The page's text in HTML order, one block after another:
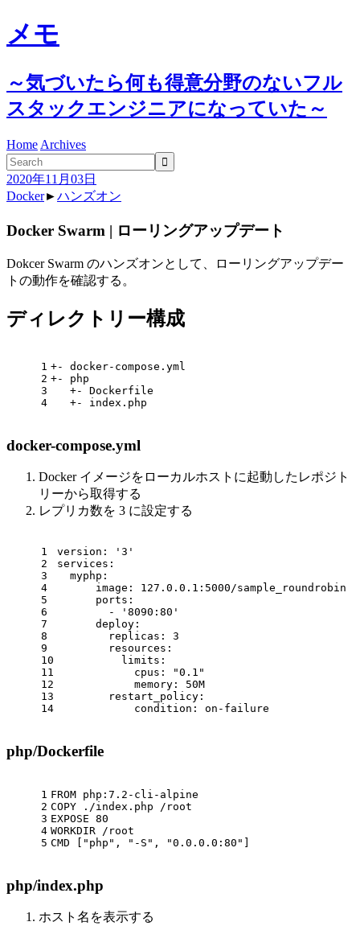
メモ
～気づいたら何も得意分野のないフル
スタックエンジニアになっていた～
Home Archives

2020年11月03日
Docker►ハンズオン
Docker Swarm | ローリングアップデート
Dokcer Swarm のハンズオンとして、ローリングアップデー
トの動作を確認する。
ディレクトリー構成
1
2
3
4
+- docker-compose.yml
+- php
   +- Dockerfile
   +- index.php
docker-compose.yml
Docker イメージをローカルホストに起動したレポジト
リーから取得する
レプリカ数を 3 に設定する
1
2
3
4
5
6
7
8
9
10
11
12
13
14
version:
'3'
services:
myphp:
image:
127.0 .0 .1 :5000/sample_roundrobin
ports:
-
'8090:80'
deploy:
replicas:
3
resources:
limits:
cpus:
"0.1"
memory:
50M
restart_policy:
condition:
on-failure
php/Dockerfile
1
2
3
4
5
FROM php: 7.2 -cli-alpine
COPY ./index.php /root
EXPOSE 80
WORKDIR /root
CMD
"php" , "-S" , "0.0.0.0:80"
php/index.php
ホスト名を表示する